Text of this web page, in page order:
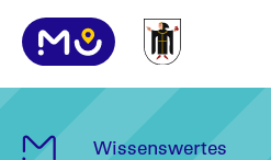
Wissenswertes